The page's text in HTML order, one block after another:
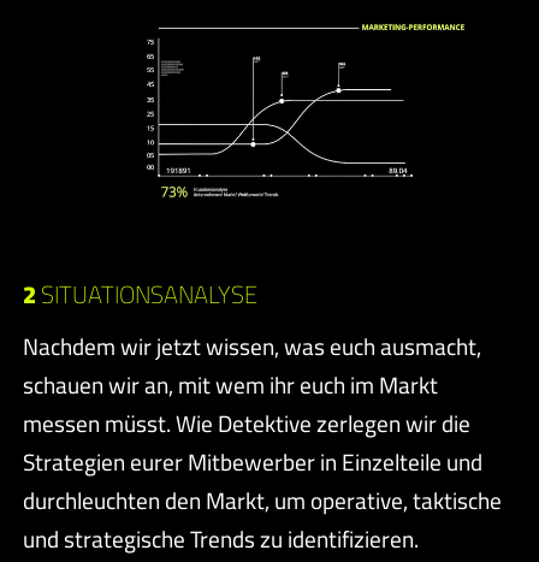
2SITUATIONSANALYSE
Nachdem wir jetzt wissen, was euch ausmacht,
schauen wir an, mit wem ihr euch im Markt
messen müsst. Wie Detektive zerlegen wir die
Strategien eurer Mitbewerber in Einzelteile und
durchleuchten den Markt, um operative, taktische
und strategische Trends zu identifizieren.